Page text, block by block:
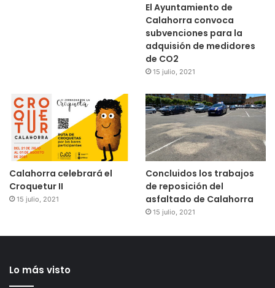
El Ayuntamiento de
Calahorra convoca
subvenciones para la
adquisión de medidores
de CO2
15 julio, 2021
Calahorra celebrará el
Croquetur II
15 julio, 2021
Concluidos los trabajos
de reposición del
asfaltado de Calahorra
15 julio, 2021
Lo más visto